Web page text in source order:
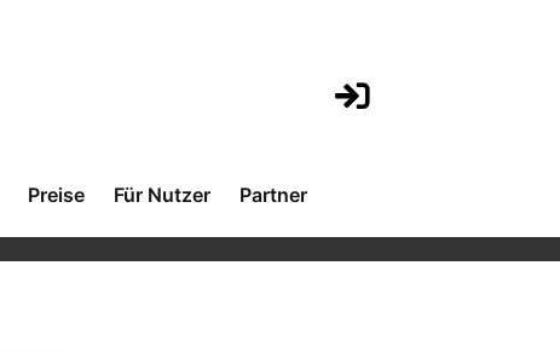
Preise Für Nutzer Partner